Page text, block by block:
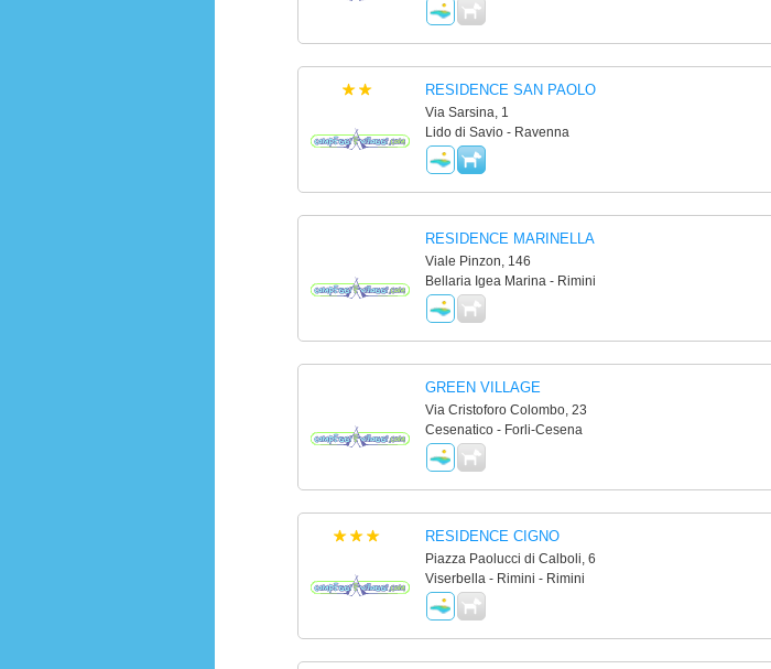
RESIDENCE SAN PAOLO
Via Sarsina, 1
Lido di Savio - Ravenna
RESIDENCE MARINELLA
Viale Pinzon, 146
Bellaria Igea Marina - Rimini
GREEN VILLAGE
Via Cristoforo Colombo, 23
Cesenatico - Forli-Cesena
RESIDENCE CIGNO
Piazza Paolucci di Calboli, 6
Viserbella - Rimini - Rimini